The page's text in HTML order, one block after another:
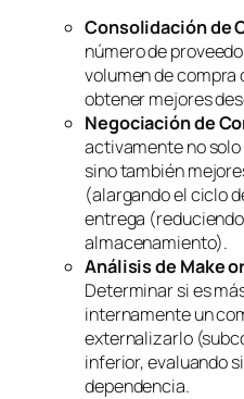
Consolidación de
número de
volumen de compra
obtener mejores
Negociación de
activamente no
sino también
(alargando el ciclo
entrega
almacenamiento).
Análisis de Make
Determinar si es
internamente un
externalizarlo
inferior, evaluando
dependencia.